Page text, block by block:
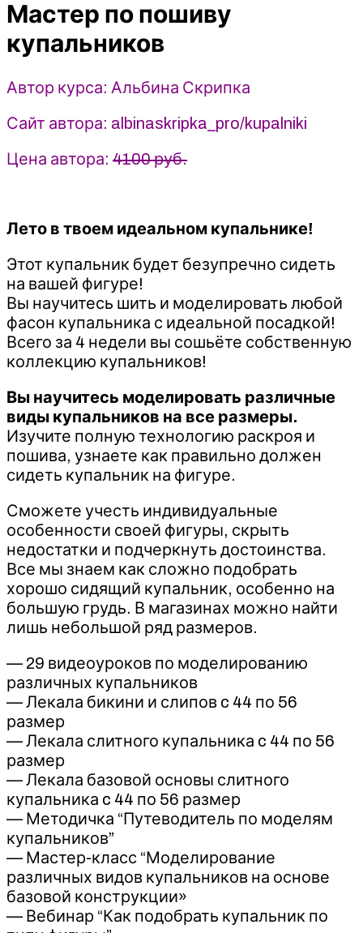
-
2022
Шитье
Альбина
Мастер по пошиву
купальников
Автор курса: Альбина Скрипка
Сайт автора: albinaskripka_pro/kupalniki
Цена автора: 4100 руб.
Лето в твоем идеальном купальнике!
Этот купальник будет безупречно сидеть
на вашей фигуре!
Вы научитесь шить и моделировать любой
фасон купальника с идеальной посадкой!
Всего за 4 недели вы сошьёте собственную
коллекцию купальников!
Вы научитесь моделировать различные
виды купальников на все размеры.
Изучите полную технологию раскроя и
пошива, узнаете как правильно должен
сидеть купальник на фигуре.
Сможете учесть индивидуальные
особенности своей фигуры, скрыть
недостатки и подчеркнуть достоинства.
Все мы знаем как сложно подобрать
хорошо сидящий купальник, особенно на
большую грудь. В магазинах можно найти
лишь небольшой ряд размеров.
— 29 видеоуроков по моделированию
различных купальников
— Лекала бикини и слипов c 44 по 56
размер
— Лекала слитного купальника c 44 по 56
размер
— Лекала базовой основы слитного
купальника c 44 по 56 размер
— Методичка “Путеводитель по моделям
купальников”
— Мастер-класс “Моделирование
различных видов купальников на основе
базовой конструкции»
— Вебинар “Как подобрать купальник по